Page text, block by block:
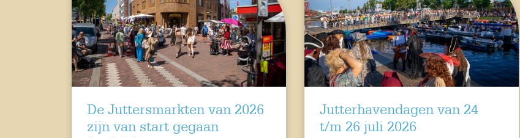
De Juttersmarkten van 2026
zijn van start gegaan
Jutterhavendagen van 24
t/m 26 juli 2026